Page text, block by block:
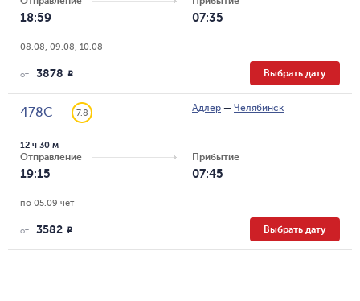
18:59 07:35
08.08, 09.08, 10.08
от 3878 R Выбрать дату
478С 7.8 Адлер — Челябинск
Отправление
19:15
12 ч 30 м
Прибытие
07:45
по 05.09 чет
от 3582 R Выбрать дату